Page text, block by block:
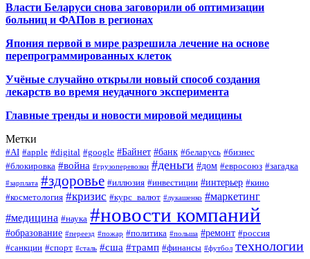
Власти Беларуси снова заговорили об оптимизации
больниц и ФАПов в регионах
Япония первой в мире разрешила лечение на основе
перепрограммированных клеток
Учёные случайно открыли новый способ создания
лекарств во время неудачного эксперимента
Главные тренды и новости мировой медицины
Метки
#AI #apple #digital #google #Байнет #банк #беларусь #бизнес
#блокировка #война #грузоперевозки #деньги #дом #евросоюз #загадка
#зарплата #здоровье #иллюзия #инвестиции #интерьер #кино
#косметология #кризис #курс_валют #лукашенко #маркетинг
#медицина #наука #новости компаний
#образование #переезд #пожар #политика #польша #ремонт #россия
#санкции #спорт #сталь #сша #трамп #финансы #футбол технологии